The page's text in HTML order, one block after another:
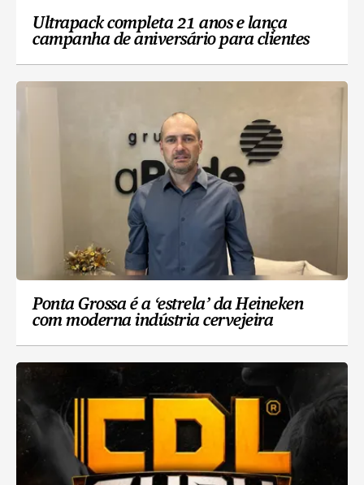
Ultrapack completa 21 anos e lança
campanha de aniversário para clientes
Ponta Grossa é a ‘estrela’ da Heineken
com moderna indústria cervejeira